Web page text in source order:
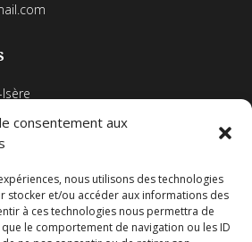
consentement aux
nous utilisons des technologies
stocker et/ou accéder aux informations des
à ces technologies nous permettra de
le comportement de navigation ou les ID
Isère